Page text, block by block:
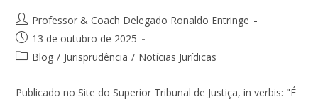
Professor & Coach Delegado Ronaldo Entringe
13 de outubro de 2025
Blog / Jurisprudência / Notícias Jurídicas
Publicado no Site do Superior Tribunal de Justiça, in verbis: "É